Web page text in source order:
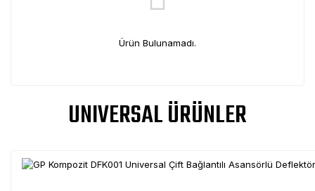
Ürün Bulunamadı.
UNIVERSAL ÜRÜNLER